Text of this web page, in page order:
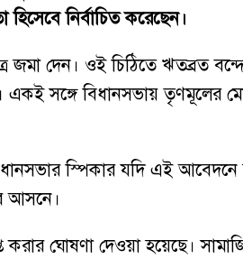
নির্বাচিত করেছেন।
দেন। ওই চিঠিতে ঋতব্রত
একই সঙ্গে বিধানসভায় তৃণমূলের
স্পিকার যদি এই
আসনে।
করার ঘোষণা দেওয়া হয়েছে।